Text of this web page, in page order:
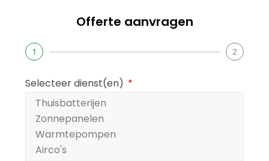
Offerte aanvragen
1 2
Selecteer dienst(en)